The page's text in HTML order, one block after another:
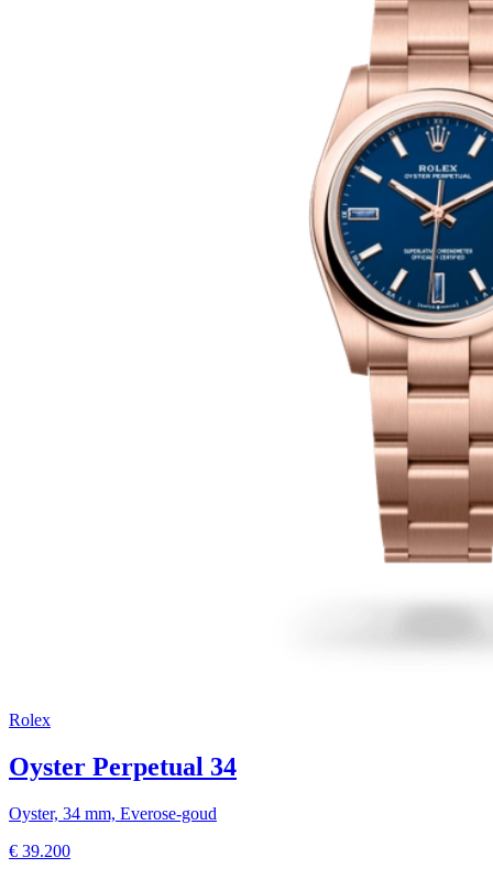
Rolex
Oyster Perpetual 34
Oyster, 34 mm, Everose-goud
€ 39.200